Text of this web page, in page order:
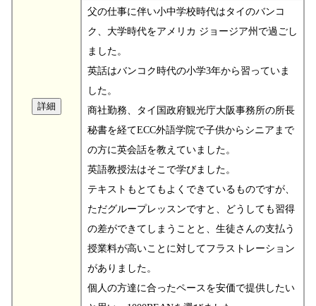
父の仕事に伴い小中学校時代はタイのバンコ
ク、大学時代をアメリカ ジョージア州で過ごし
ました。
英話はバンコク時代の小学3年から習っていま
した。
商社勤務、タイ国政府観光庁大阪事務所の所長
秘書を経てECC外語学院で子供からシニアまで
の方に英会話を教えていました。
英語教授法はそこで学びました。
テキストもとてもよくできているものですが、
ただグループレッスンですと、どうしても習得
の差ができてしまうことと、生徒さんの支払う
授業料が高いことに対してフラストレーション
がありました。
個人の方達に合ったペースを安価で提供したい